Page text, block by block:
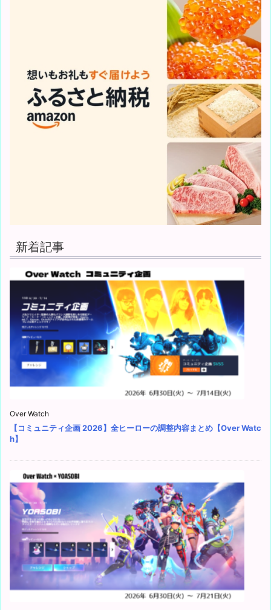
新着記事
Over Watch
【コミュニティ企画 2026】全ヒーローの調整内容まとめ【Over Watc
h】